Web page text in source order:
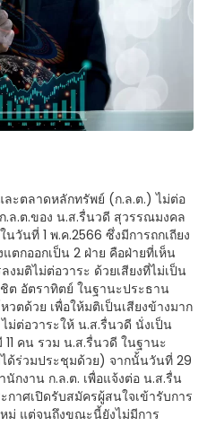
ะตลาดหลักทรัพย์ (ก.ล.ต.) ไม่ต่อ
.ล.ต.ของ น.ส.รื่นวดี สุวรรณมงคล
วันที่ 1 พ.ค.2566 ซึ่งมีการถกเถียง
ตกออกเป็น 2 ฝ่าย คือฝ่ายที่เห็น
มติไม่ต่อวาระ ด้วยเสียงที่ไม่เป็น
ต อัตราทิตย์ ในฐานะประธาน
วตด้วย เพื่อให้มติเป็นเสียงข้างมาก
ม่ต่อวาระให้ น.ส.รื่นวดี นั่งเป็น
คน รวม น.ส.รื่นวดี ในฐานะ
ด้ร่วมประชุมด้วย) จากนั้นวันที่ 29
กงาน ก.ล.ต. เพื่อแจ้งต่อ น.ส.รื่น
กาศเปิดรับสมัครผู้สนใจเข้ารับการ
ม่ แต่จนถึงขณะนี้ยังไม่มีการ